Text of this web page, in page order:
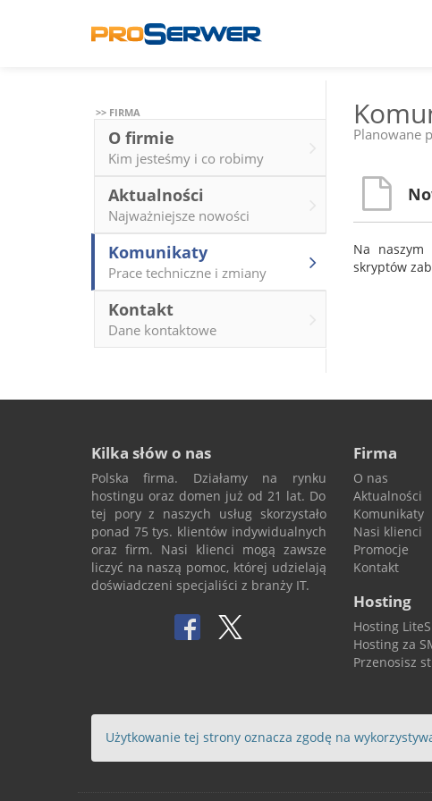
>> FIRMA
O firmie
Kim jesteśmy i co robimy
Aktualności
Najważniejsze nowości
Komunikaty
Prace techniczne i zmiany
Kontakt
Dane kontaktowe
Planowane
Na naszym
skryptów
Kilka słów o nas
Polska firma. Działamy na rynku
hostingu oraz domen już od 21 lat. Do
tej pory z naszych usług skorzystało
ponad 75 tys. klientów indywidualnych
oraz firm. Nasi klienci mogą zawsze
liczyć na naszą pomoc, której udzielają
doświadczeni specjaliści z branży IT.
Firma
O nas
Aktualności
Komunikaty
Nasi klienci
Promocje
Kontakt
Hosting
Hosting
Hosting za
Przenosisz
Użytkowanie tej strony oznacza zgodę na